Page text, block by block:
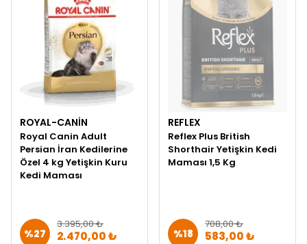
ROYAL-CANIN
Royal Canin Adult
Persian İran Kedilerine
Özel 4 kg Yetişkin Kuru
Kedi Maması
%27
3.395,00 ₺
2.470,00 ₺
REFLEX
Reflex Plus British
Shorthair Yetişkin Kedi
Maması 1,5 Kg
%18
708,00 ₺
583,00 ₺